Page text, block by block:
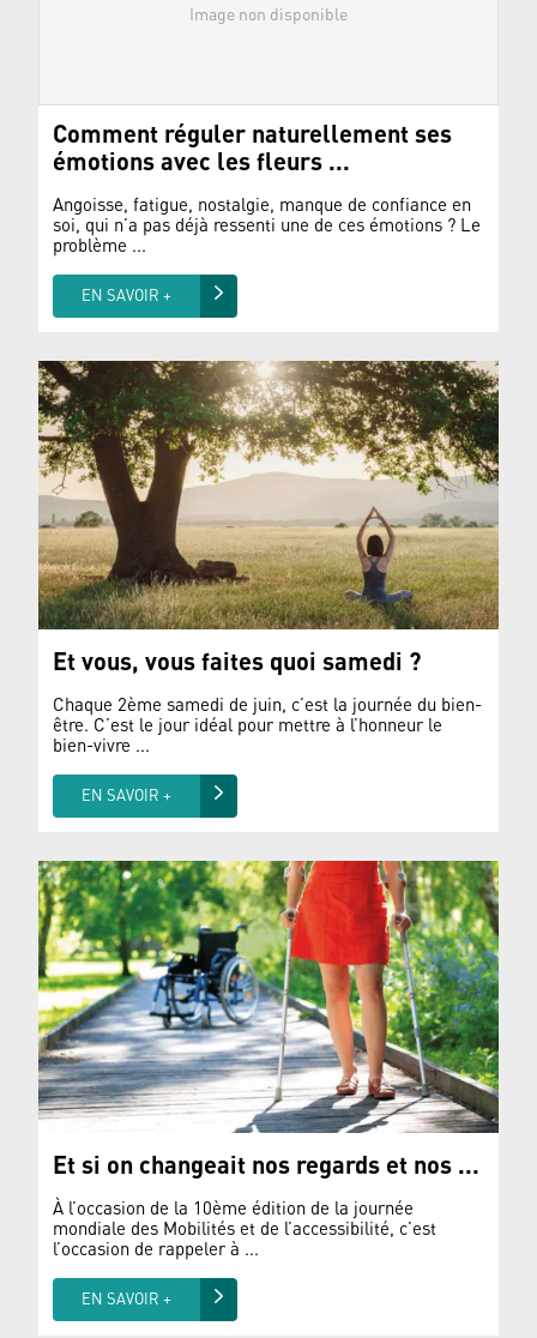
Image non disponible
Comment réguler naturellement ses
émotions avec les fleurs ...
Angoisse, fatigue, nostalgie, manque de confiance en
soi, qui n’a pas déjà ressenti une de ces émotions ? Le
problème ...
EN SAVOIR +
Et vous, vous faites quoi samedi ?
Chaque 2ème samedi de juin, c’est la journée du bien-
être. C’est le jour idéal pour mettre à l’honneur le
bien-vivre ...
EN SAVOIR +
Et si on changeait nos regards et nos ...
À l’occasion de la 10ème édition de la journée
mondiale des Mobilités et de l’accessibilité, c’est
l’occasion de rappeler à ...
EN SAVOIR +